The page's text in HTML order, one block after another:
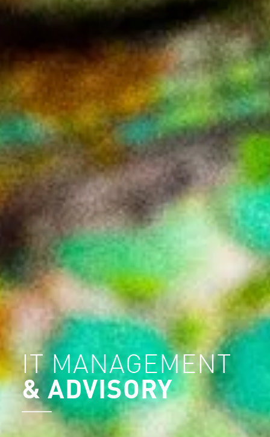
IT MANAGEMENT
& ADVISORY